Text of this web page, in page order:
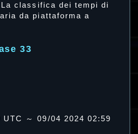
classifica dei tempi di
da piattaforma a
33
～ 09/04 2024 02:59